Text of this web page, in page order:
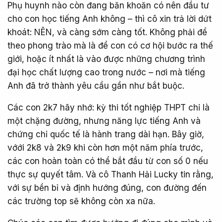
Phụ huynh nào còn đang băn khoăn có nên đầu tư
cho con học tiếng Anh không – thì cô xin trả lời dứt
khoát: NÊN, và càng sớm càng tốt. Không phải để
theo phong trào mà là để con có cơ hội bước ra thế
giới, hoặc ít nhất là vào được những chương trình
đại học chất lượng cao trong nước – nơi mà tiếng
Anh đã trở thành yêu cầu gần như bắt buộc.
Các con 2k7 hãy nhớ: kỳ thi tốt nghiệp THPT chỉ là
một chặng đường, nhưng năng lực tiếng Anh và
chứng chỉ quốc tế là hành trang dài hạn. Bây giờ,
vớới 2k8 và 2k9 khi còn hơn một năm phía trước,
các con hoàn toàn có thể bắt đầu từ con số 0 nếu
thực sự quyết tâm. Và cô Thanh Hải Lucky tin rằng,
với sự bền bỉ và định hướng đúng, con đường đến
các trường top sẽ không còn xa nữa.